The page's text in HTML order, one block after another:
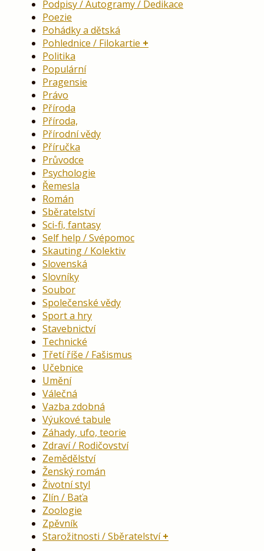
Podpisy / Autogramy / Dedikace
Poezie
Pohádky a dětská
Pohlednice / Filokartie
Politika
Populární
Pragensie
Právo
Příroda
Příroda,
Přírodní vědy
Příručka
Průvodce
Psychologie
Řemesla
Román
Sběratelství
Sci-fi, fantasy
Self help / Svépomoc
Skauting / Kolektiv
Slovenská
Slovníky
Soubor
Společenské vědy
Sport a hry
Stavebnictví
Technické
Třetí říše / Fašismus
Učebnice
Umění
Válečná
Vazba zdobná
Výukové tabule
Záhady, ufo, teorie
Zdraví / Rodičovství
Zemědělství
Ženský román
Životní styl
Zlín / Baťa
Zoologie
Zpěvník
Starožitnosti / Sběratelství